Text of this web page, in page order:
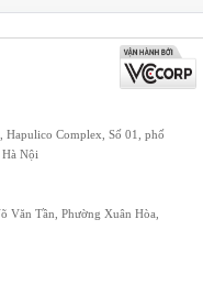
Hapulico Complex, Số 01, phố
Nội
Văn Tần, Phường Xuân Hòa,